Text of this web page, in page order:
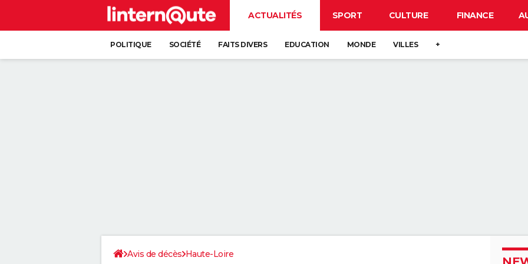
ACTUALITÉS SPORT CULTURE FINANCE
POLITIQUE SOCIÉTÉ FAITS DIVERS EDUCATION MONDE VILLES +
Avis de décès Haute-Loire